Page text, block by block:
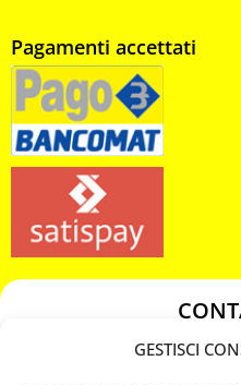
GESTISCI
Pagamenti accettati
349 3863811